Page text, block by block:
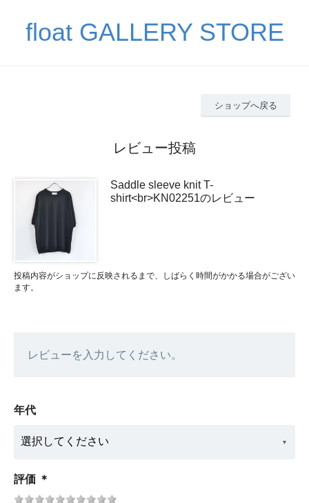
float GALLERY STORE
ショップへ戻る
レビュー投稿
Saddle sleeve knit T-
shirt<br>KN02251のレビュー
投稿内容がショップに反映されるまで、しばらく時間がかかる場合がござい
ます。
レビューを入力してください。
年代
評価 ＊